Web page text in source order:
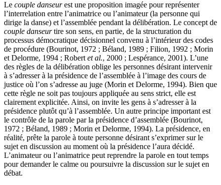
Le couple danseurest une proposition imagée pour représenter
l’interrelation entre l’animatrice ou l’animateur (la personne qui
dirige la danse) et l’assemblée pendant la délibération. Le concept de
couple danseurtire son sens, en partie, de la structuration du
processus démocratique décisionnel convenu à l’intérieur des codes
de procédure (Bourinot, 1972 ; Béland, 1989 ; Filion, 1992 ; Morin
et Delorme, 1994 ; Robertet al., 2000 ; Lespérance, 2001). L’une
des règles de la délibération oblige les personnes désirant intervenir
à s’adresser à la présidence de l’assemblée à l’image des cours de
justice où l’on s’adresse au juge (Morin et Delorme, 1994). Bien que
cette règle ne soit pas toujours appliquée au sens strict, elle est
clairement explicitée. Ainsi, on invite les gens à s’adresser à la
présidence plutôt qu’à l’assemblée. Un autre principe important est
le contrôle de la parole par la présidence d’assemblée (Bourinot,
1972 ; Béland, 1989 ; Morin et Delorme, 1994). La présidence, en
réalité, prête la parole à toute personne désirant s’exprimer sur le
sujet en discussion au moment où la présidence l’aura décidé.
L’animateur ou l’animatrice peut reprendre la parole en tout temps
pour demander le calme ou poursuivre la discussion sur le sujet en
débat.